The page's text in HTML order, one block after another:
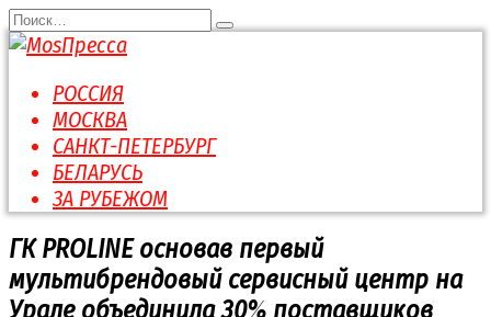
Перейти
к
содержанию
Search
for:
РОССИЯ
МОСКВА
САНКТ-ПЕТЕРБУРГ
БЕЛАРУСЬ
ЗА РУБЕЖОМ
ГК PROLINE основав первый
мультибрендовый сервисный центр на
Урале объединила 30% поставщиков